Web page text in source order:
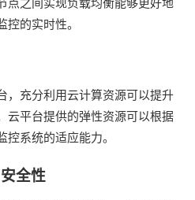
的实时性。
，充分利用云计算资源可以提升
云平台提供的弹性资源可以根据
系统的适应能力。
全性